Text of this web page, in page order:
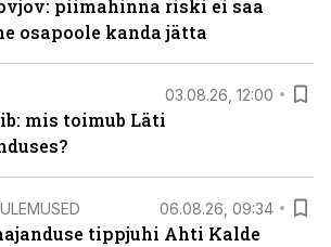
piimahinna riski ei saa
osapoole kanda jätta
03.08.26, 12:00
mis toimub Läti
06.08.26, 09:34
tippjuhi Ahti Kalde